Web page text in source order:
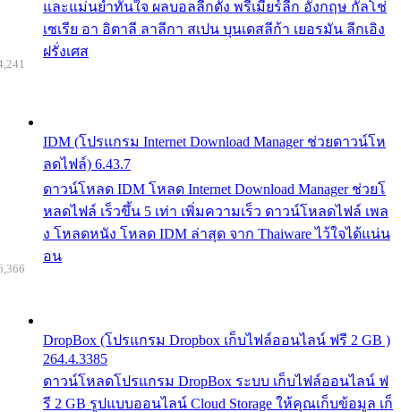
และแม่นยำทันใจ ผลบอลลีกดัง พรีเมียร์ลีก อังกฤษ กัลโช่
เซเรีย อา อิตาลี ลาลีกา สเปน บุนเดสลีก้า เยอรมัน ลีกเอิง
ฝรั่งเศส
IDM (โปรแกรม Internet Download Manager ช่วยดาวน์โห
ลดไฟล์) 6.43.7
ดาวน์โหลด IDM โหลด Internet Download Manager ช่วยโ
หลดไฟล์ เร็วขึ้น 5 เท่า เพิ่มความเร็ว ดาวน์โหลดไฟล์ เพล
ง โหลดหนัง โหลด IDM ล่าสุด จาก Thaiware ไว้ใจได้แน่น
อน
DropBox (โปรแกรม Dropbox เก็บไฟล์ออนไลน์ ฟรี 2 GB )
264.4.3385
ดาวน์โหลดโปรแกรม DropBox ระบบ เก็บไฟล์ออนไลน์ ฟ
รี 2 GB รูปแบบออนไลน์ Cloud Storage ให้คุณเก็บข้อมูล เก็